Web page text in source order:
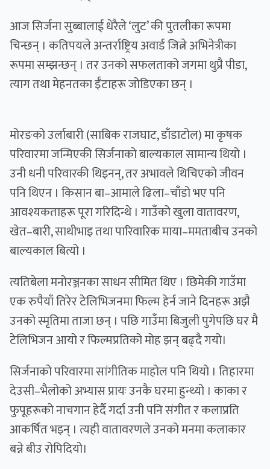
आज सिर्जना सुब्बालाई धेरैले ‘लुट’ की पुतलीका रूपमा
चिन्छन् । कतिपयले अन्तर्राष्ट्रिय अवार्ड जित्ने अभिनेत्रीका
रूपमा सम्झन्छन् । तर उनको सफलताको जगमा थुप्रै पीडा,
त्याग तथा मेहनतका ईँटाहरू जोडिएका छन् ।
मोरङको उर्लाबारी (साबिक राजघाट, डाँडाटोल) मा कृषक
परिवारमा जन्मिएकी सिर्जनाको बाल्यकाल सामान्य थियो ।
उनी धनी परिवारकी थिइनन्, तर अभावले थिचिएको जीवन
पनि थिएन । किसान बा–आमाले ढिला–चाँडो भए पनि
आवश्यकताहरू पूरा गरिदिन्थे । गाउँको खुला वातावरण,
खेत–बारी, साथीभाइ तथा पारिवारिक माया–ममताबीच उनको
बाल्यकाल बित्यो ।
त्यतिबेला मनोरञ्जनका साधन सीमित थिए । छिमेकी गाउँमा
एक रुपैयाँ तिरेर टेलिभिजनमा फिल्म हेर्न जाने दिनहरू अझै
उनको स्मृतिमा ताजा छन् । पछि गाउँमा बिजुली पुगेपछि घर मै
टेलिभिजन आयो र फिल्मप्रतिको मोह झन् बढ्दै गयो।
सिर्जनाको परिवारमा सांगीतिक माहोल पनि थियो । तिहारमा
देउसी–भैलोको अभ्यास प्रायः उनकै घरमा हुन्थ्यो । काका र
फुपूहरूको नाचगान हेर्दै गर्दा उनी पनि संगीत र कलाप्रति
आकर्षित भइन् । त्यही वातावरणले उनको मनमा कलाकार
बन्ने बीउ रोपिदियो।